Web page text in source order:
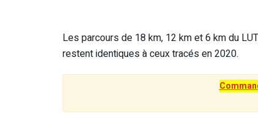
Les parcours de 18 km, 12 km et 6 km du
restent identiques à ceux tracés en 2020.